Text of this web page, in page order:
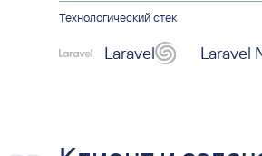
Технологический стек
Laravel Laravel